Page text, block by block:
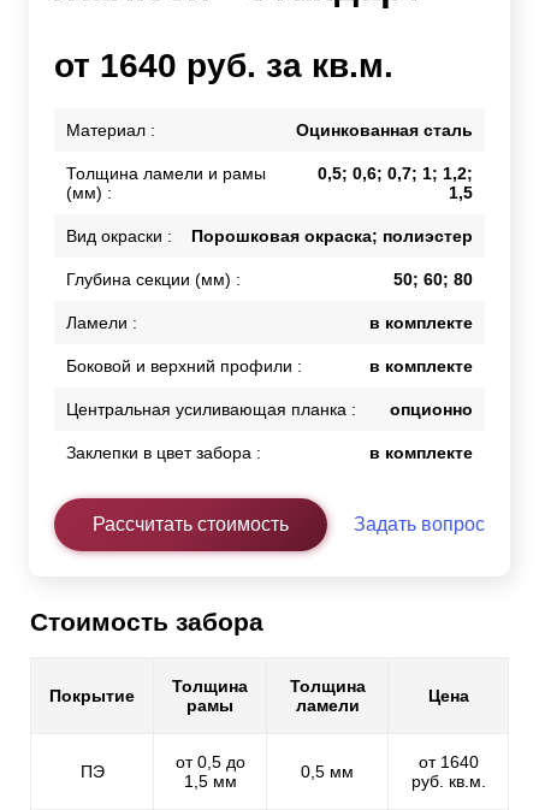
от 1640 руб. за кв.м.
Материал : Оцинкованная сталь
Толщина ламели и рамы
(мм) :
0,5; 0,6; 0,7; 1; 1,2;
1,5
Вид окраски : Порошковая окраска; полиэстер
Глубина секции (мм) : 50; 60; 80
Ламели : в комплекте
Боковой и верхний профили : в комплекте
Центральная усиливающая планка : опционно
Заклепки в цвет забора : в комплекте
Рассчитать стоимость Задать вопрос
Стоимость забора
Покрытие
Толщина
рамы
Толщина
ламели
Цена
ПЭ
от 0,5 до
1,5 мм
0,5 мм
от 1640
руб. кв.м.